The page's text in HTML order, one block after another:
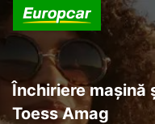
Închiriere
Toess Amag